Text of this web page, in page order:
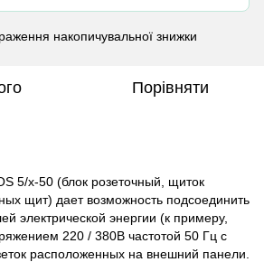
накопичувальної знижки
Порівняти
5/x-50 (блок розеточный, щиток
щит) дает возможность подсоединить
электрической энергии (к примеру,
220 / 380В частотой 50 Гц с
расположенных на внешний панели.